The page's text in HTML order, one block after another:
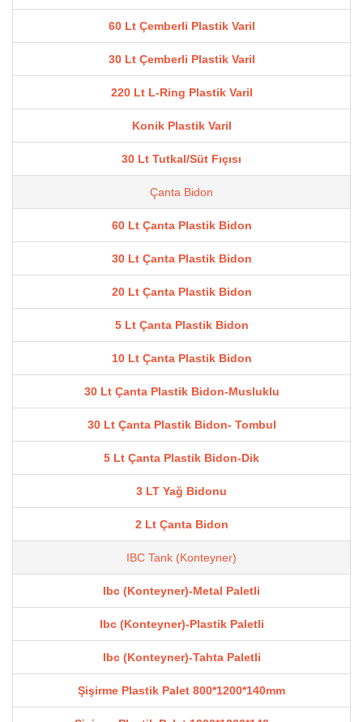
60 Lt Çemberli Plastik Varil
30 Lt Çemberli Plastik Varil
220 Lt L-Ring Plastik Varil
Konik Plastik Varil
30 Lt Tutkal/Süt Fıçısı
Çanta Bidon
60 Lt Çanta Plastik Bidon
30 Lt Çanta Plastik Bidon
20 Lt Çanta Plastik Bidon
5 Lt Çanta Plastik Bidon
10 Lt Çanta Plastik Bidon
30 Lt Çanta Plastik Bidon-Musluklu
30 Lt Çanta Plastik Bidon- Tombul
5 Lt Çanta Plastik Bidon-Dik
3 LT Yağ Bidonu
2 Lt Çanta Bidon
IBC Tank (Konteyner)
Ibc (Konteyner)-Metal Paletli
Ibc (Konteyner)-Plastik Paletli
Ibc (Konteyner)-Tahta Paletli
Şişirme Plastik Palet 800*1200*140mm